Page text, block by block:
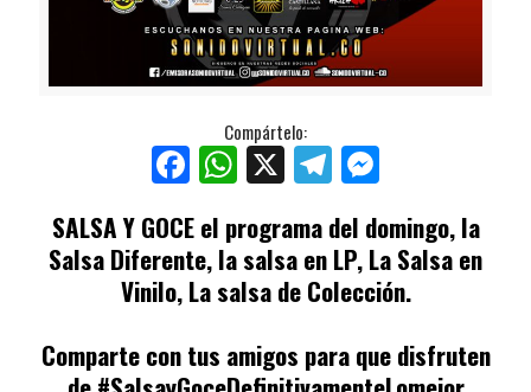
Compártelo:
Facebook
WhatsApp
X Telegram
SALSA Y GOCEel programa del domingo, la
Salsa Diferente, la salsa en LP, La Salsa en
Vinilo, La salsa de Colección.
Comparte con tus amigos para que disfruten